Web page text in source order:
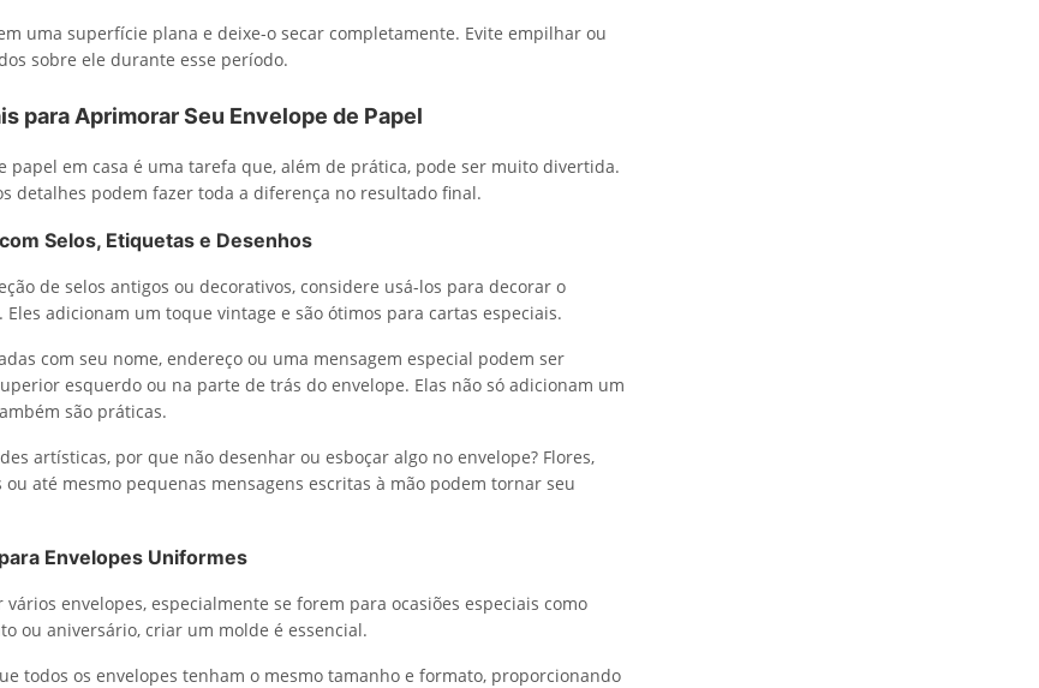
uma superfície plana e deixe-o secar completamente. Evite empilhar ou
sobre ele durante esse período.
para Aprimorar Seu Envelope de Papel
papel em casa é uma tarefa que, além de prática, pode ser muito divertida.
detalhes podem fazer toda a diferença no resultado final.
Selos, Etiquetas e Desenhos
de selos antigos ou decorativos, considere usá-los para decorar o
adicionam um toque vintage e são ótimos para cartas especiais.
com seu nome, endereço ou uma mensagem especial podem ser
esquerdo ou na parte de trás do envelope. Elas não só adicionam um
são práticas.
artísticas, por que não desenhar ou esboçar algo no envelope? Flores,
ou até mesmo pequenas mensagens escritas à mão podem tornar seu
Envelopes Uniformes
vários envelopes, especialmente se forem para ocasiões especiais como
ou aniversário, criar um molde é essencial.
todos os envelopes tenham o mesmo tamanho e formato, proporcionando